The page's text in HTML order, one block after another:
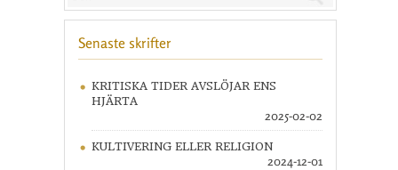
Senaste skrifter
KRITISKA TIDER AVSLÖJAR ENS
HJÄRTA
2025-02-02
KULTIVERING ELLER RELIGION
2024-12-01